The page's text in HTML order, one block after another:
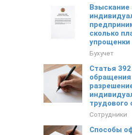
Взыскание
сколько
Бухучет
Статья
обращения
трудового
Сотрудники
Способы